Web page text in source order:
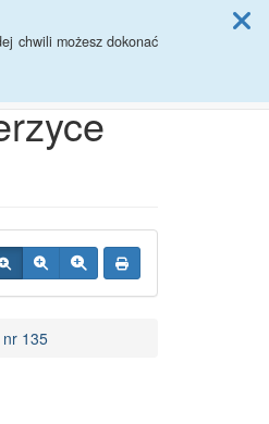
chwili możesz dokonać
duży
135